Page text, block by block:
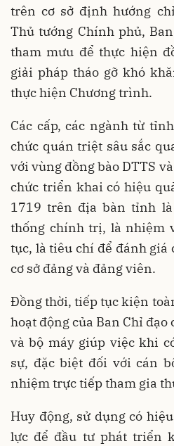
trên cơ sở định hướng
Thủ tướng Chính phủ,
tham mưu để thực hiện
giải pháp tháo gỡ khó
thực hiện Chương trình.
Các cấp, các ngành từ
chức quán triệt sâu sắc
với vùng đồng bào DTTS
chức triển khai có hiệu
1719 trên địa bàn tỉnh
thống chính trị, là nhiệm
tục, là tiêu chí để đánh giá
cơ sở đảng và đảng viên.
Đồng thời, tiếp tục kiện
hoạt động của Ban Chỉ
và bộ máy giúp việc khi
sự, đặc biệt đối với cán
nhiệm trực tiếp tham gia
Huy động, sử dụng có
lực để đầu tư phát triển